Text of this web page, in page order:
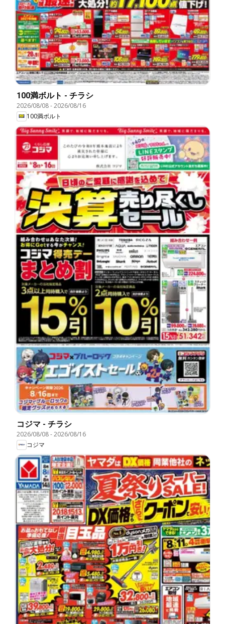
100満ボルト - チラシ
2026/08/08-2026/08/16
100満ボルト
コジマ - チラシ
2026/08/08-2026/08/16
コジマ